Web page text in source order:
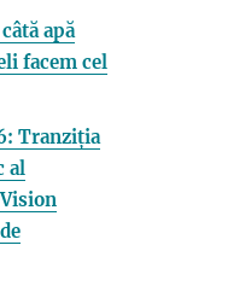
apă
facem cel
Tranziția
al